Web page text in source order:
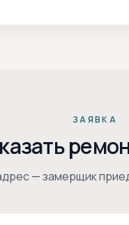
ЗАЯВКА
— замерщик